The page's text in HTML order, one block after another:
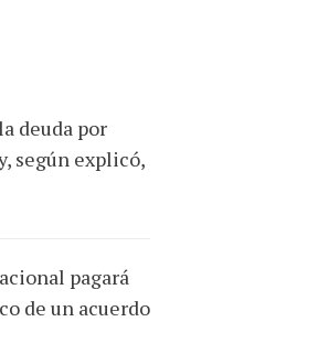
deuda por
según explicó,
pagará
de un acuerdo